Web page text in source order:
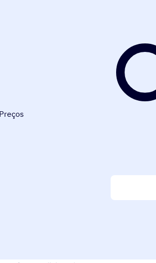
Preços
que você empurre e puxe seus contatos